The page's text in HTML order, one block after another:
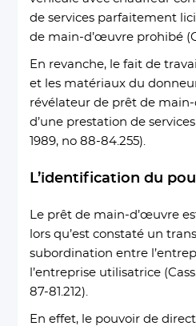
de services parfaitement
de main-d’œuvre prohibé
En revanche, le fait de
et les matériaux du
révélateur de prêt de
d’une prestation de services
1989, no 88-84.255).
L’identification du
Le prêt de main-d’œuvre
lors qu’est constaté un
subordination entre
l’entreprise utilisatrice
87-81.212).
En effet, le pouvoir de